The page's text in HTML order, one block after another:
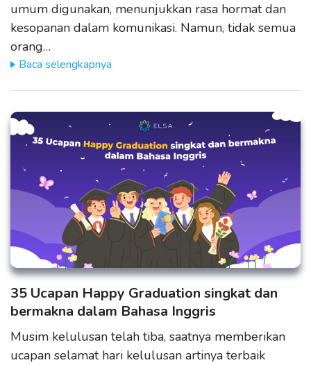
umum digunakan, menunjukkan rasa hormat dan
kesopanan dalam komunikasi. Namun, tidak semua
orang…
Baca selengkapnya
35 Ucapan Happy Graduation singkat dan
bermakna dalam Bahasa Inggris
Musim kelulusan telah tiba, saatnya memberikan
ucapan selamat hari kelulusan artinya terbaik